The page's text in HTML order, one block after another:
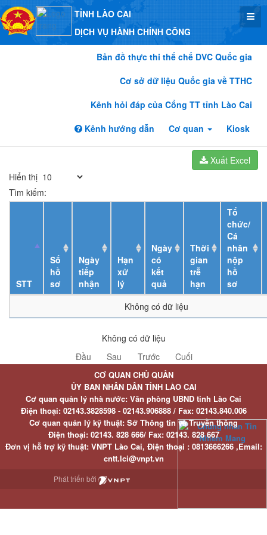
TỈNH LÀO CAI
DỊCH VỤ HÀNH CHÍNH CÔNG
Bản đồ thực thi thể chế DVC Quốc gia
Cơ sở dữ liệu Quốc gia về TTHC
Kênh hỏi đáp của Cổng TT tỉnh Lào Cai
Kênh hướng dẫn
Cơ quan Kiosk
Xuất Excel
Hiển thị
Tìm kiếm:
STT
Số
hồ
sơ
Ngày
tiếp
nhận
Hạn
xử
lý
Ngày
có
kết
quả
Thời
gian
trễ
hạn
Tổ
chức/
Cá
nhân
nộp
hồ
sơ
Không có dữ liệu
Không có dữ liệu
Đầu
Sau Trước Cuối
CƠ QUAN CHỦ QUẢN
ỦY BAN NHÂN DÂN TỈNH LÀO CAI
Cơ quan quản lý nhà nước: Văn phòng UBND tỉnh Lào Cai
Điện thoại:02143.3828598 - 02143.906888 / Fax:02143.840.006
Cơ quan quản lý kỹ thuật: Sở Thông tin và Truyền thông
Điện thoại:02143. 828 666/ Fax:02143. 828 667
Đơn vị hỗ trợ kỹ thuật: VNPT Lào Cai, Điện thoại : 0813666266 ,Email:
cntt.lci@vnpt.vn
Phát triển bởi